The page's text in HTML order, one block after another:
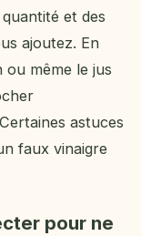
et des
ajoutez. En
même le jus
astuces
faux vinaigre
pour ne